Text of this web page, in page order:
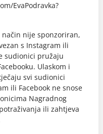
EvaPodravka?
nije sponzoriran,
s Instagram ili
sudionici pružaju
Ulaskom i
svi sudionici
ili Facebook ne snose
Nagradnog
ili zahtjeva